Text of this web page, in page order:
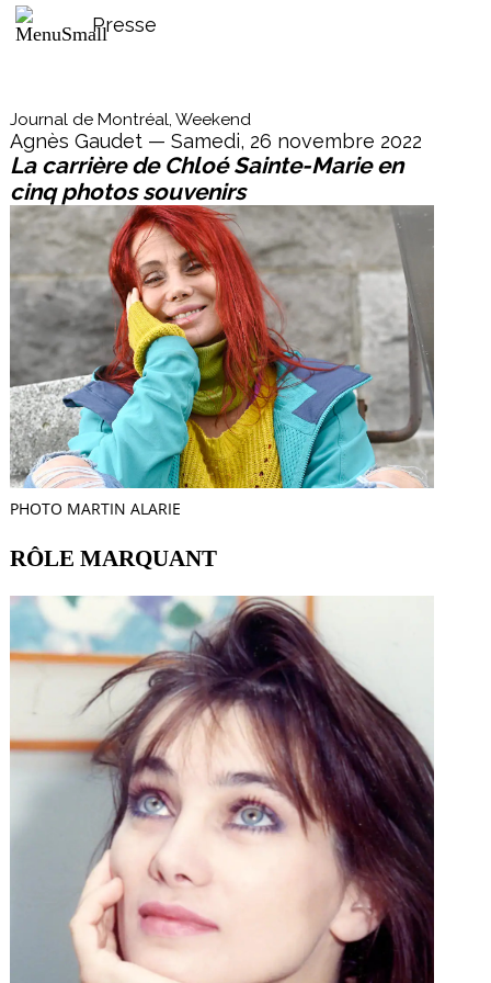
Journal de Montréal, Weekend
Agnès Gaudet — Samedi, 26 novembre 2022
La carrière de Chloé Sainte-Marie en
cinq photos souvenirs
PHOTO MARTIN ALARIE
RÔLE MARQUANT
Presse